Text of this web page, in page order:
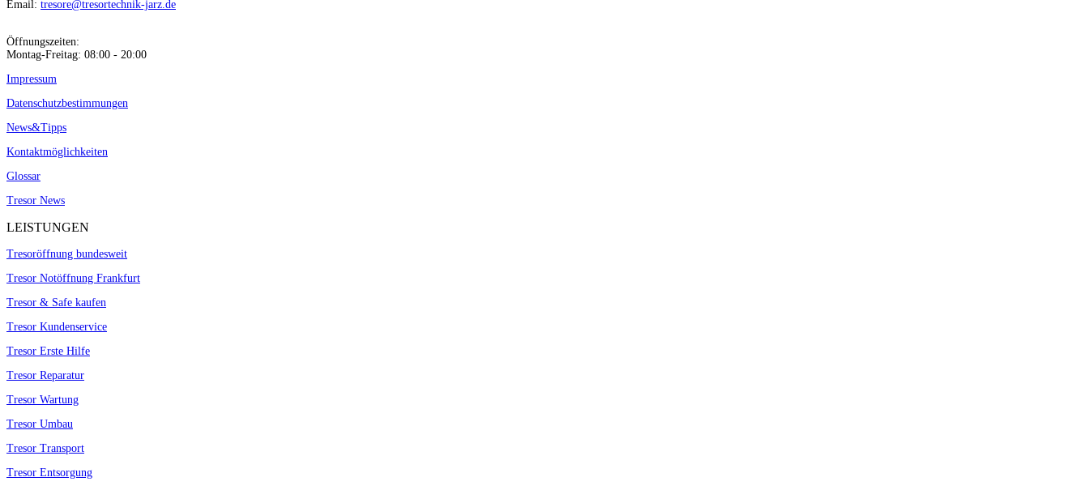
Email: tresore@tresortechnik-jarz.de
Öffnungszeiten:
Montag-Freitag: 08:00 - 20:00
Impressum
Datenschutzbestimmungen
News&Tipps
Kontaktmöglichkeiten
Glossar
Tresor News
LEISTUNGEN
Tresoröffnung bundesweit
Tresor Notöffnung Frankfurt
Tresor & Safe kaufen
Tresor Kundenservice
Tresor Erste Hilfe
Tresor Reparatur
Tresor Wartung
Tresor Umbau
Tresor Transport
Tresor Entsorgung